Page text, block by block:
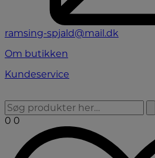
ramsing-spjald@mail.dk
Om butikken
Kundeservice
0 0